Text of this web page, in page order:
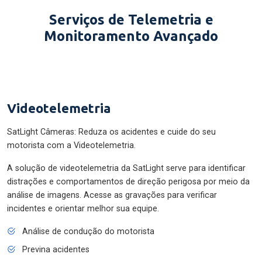
Serviços de Telemetria e
Monitoramento Avançado
Videotelemetria
SatLight Câmeras: Reduza os acidentes e cuide do seu
motorista com a Videotelemetria.
A solução de videotelemetria da SatLight serve para identificar
distrações e comportamentos de direção perigosa por meio da
análise de imagens. Acesse as gravações para verificar
incidentes e orientar melhor sua equipe.
Análise de condução do motorista
Previna acidentes